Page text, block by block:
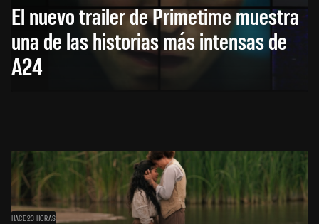
El nuevo trailer de Primetime muestra
una de las historias más intensas de
A24
HACE 23 HORAS